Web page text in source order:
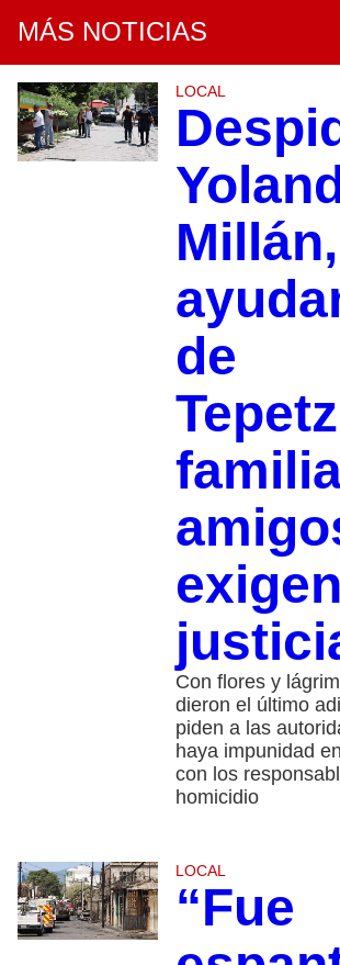
MÁS NOTICIAS
LOCAL
Millán,
de
exigen
Con flores y
dieron el último
piden a las
haya impunidad
con los
homicidio
LOCAL
“Fue